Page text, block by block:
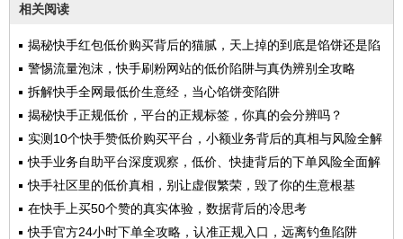
相关阅读
揭秘快手红包低价购买背后的猫腻，天上掉的到底是馅饼还是陷
阱？
警惕流量泡沫，快手刷粉网站的低价陷阱与真伪辨别全攻略
拆解快手全网最低价生意经，当心馅饼变陷阱
揭秘快手正规低价，平台的正规标签，你真的会分辨吗？
实测10个快手赞低价购买平台，小额业务背后的真相与风险全解
析
快手业务自助平台深度观察，低价、快捷背后的下单风险全面解
析
快手社区里的低价真相，别让虚假繁荣，毁了你的生意根基
在快手上买50个赞的真实体验，数据背后的冷思考
快手官方24小时下单全攻略，认准正规入口，远离钓鱼陷阱